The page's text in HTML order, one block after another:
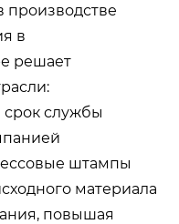
в
решает
срок службы
штампы
материала
повышая